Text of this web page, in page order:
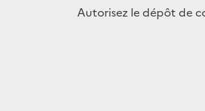
Autorisez le dépôt de